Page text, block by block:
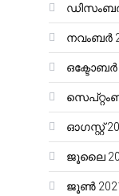
ഡിസംബർ
നവംബർ
ഒക്ടോബർ
ഓഗസ്റ്റ്‌
ജൂലൈ
ജൂൺ